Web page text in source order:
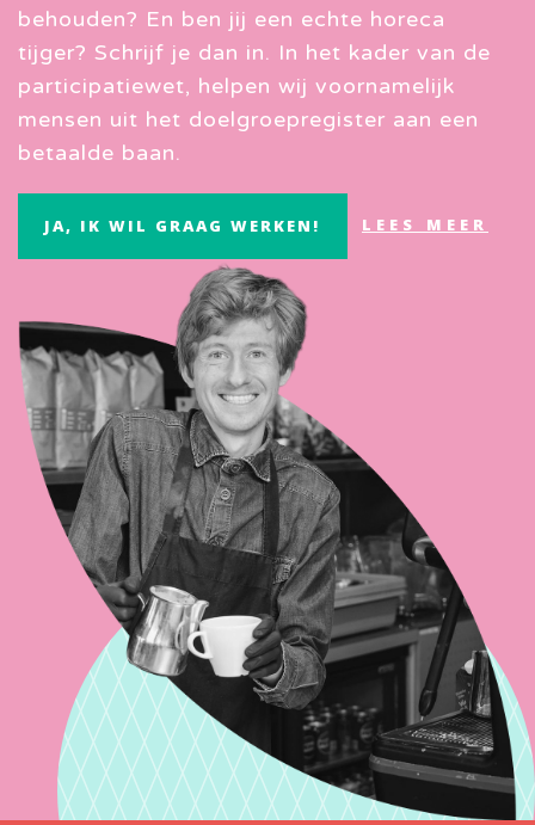
behouden? En ben jij een echte horeca
tijger? Schrijf je dan in. In het kader van de
participatiewet, helpen wij voornamelijk
mensen uit het doelgroepregister aan een
betaalde baan.
JA, IK WIL GRAAG WERKEN! LEES MEER